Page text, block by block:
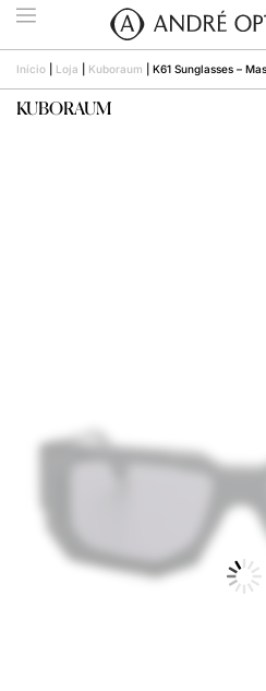
Início Loja Kuboraum K61 Sunglasses –
KUBORAUM